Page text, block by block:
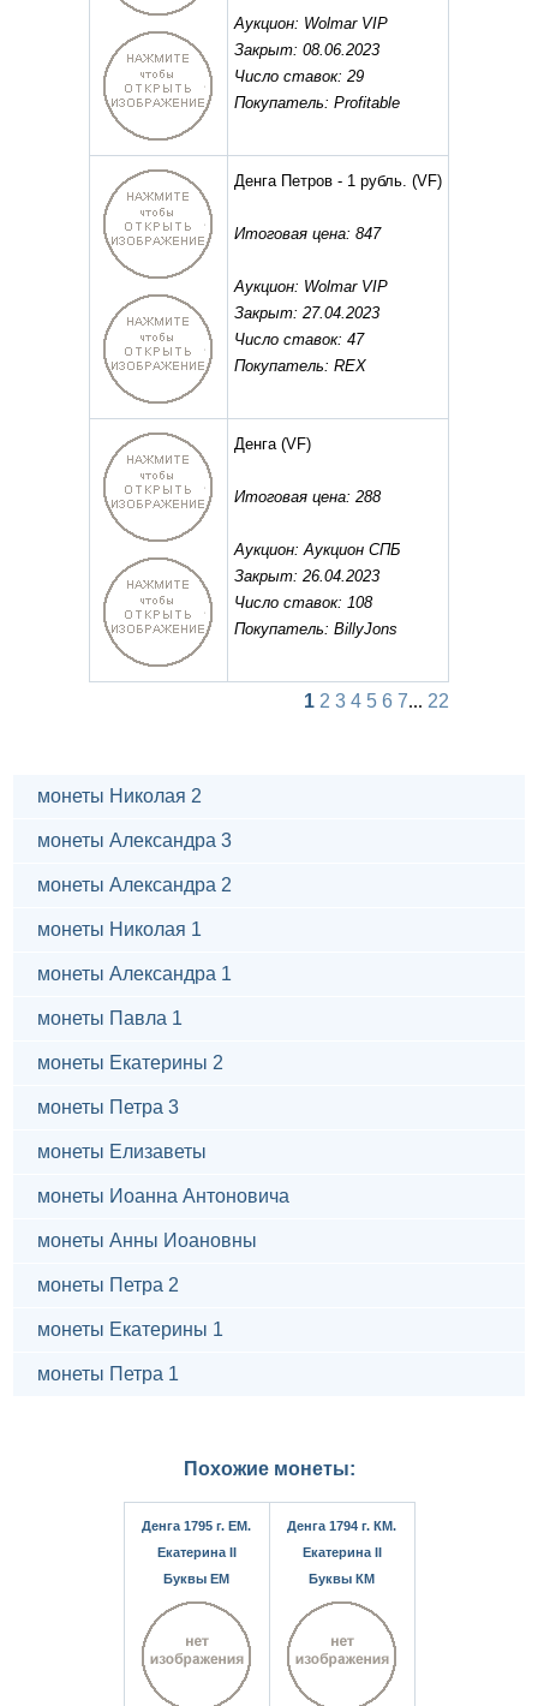
Аукцион: Wolmar VIP
Закрыт: 08.06.2023
Число ставок: 29
Покупатель: Profitable
Денга Петров - 1 рубль. (VF)
Итоговая цена: 847
Аукцион: Wolmar VIP
Закрыт: 27.04.2023
Число ставок: 47
Покупатель: REX
Денга(VF)
Итоговая цена: 288
Аукцион: Аукцион СПБ
Закрыт: 26.04.2023
Число ставок: 108
Покупатель: BillyJons
1 2 3 4 5 6 7... 22
монеты Николая 2
монеты Александра 3
монеты Александра 2
монеты Николая 1
монеты Александра 1
монеты Павла 1
монеты Екатерины 2
монеты Петра 3
монеты Елизаветы
монеты Иоанна Антоновича
монеты Анны Иоановны
монеты Петра 2
монеты Екатерины 1
монеты Петра 1
Похожие монеты:
Денга 1795 г. ЕМ.
Екатерина II
Буквы ЕМ
Денга 1794 г. КМ.
Екатерина II
Буквы КМ